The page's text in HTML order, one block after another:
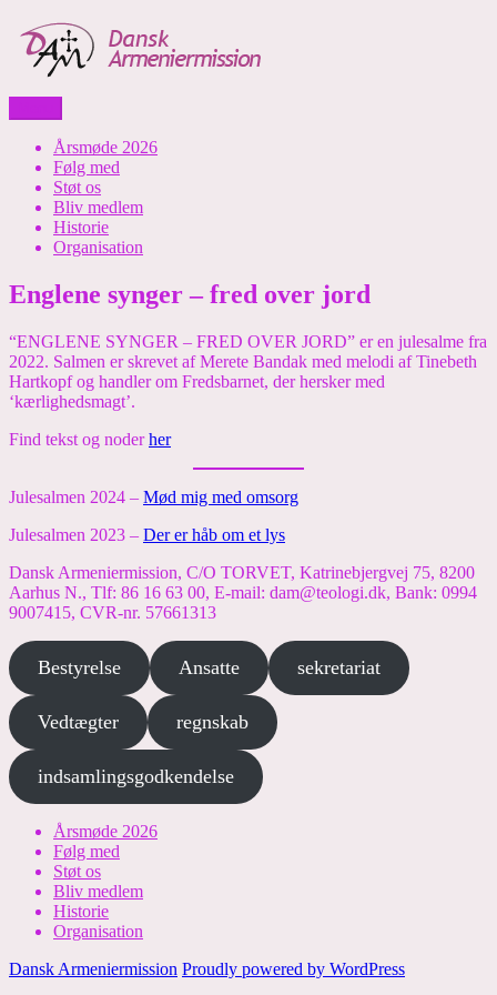
to
content
Dansk Armeniermission
Årsmøde 2026
Følg med
Støt os
Bliv medlem
Historie
Organisation
Englene synger – fred over jord
“ENGLENE SYNGER – FRED OVER JORD” er en julesalme fra
2022. Salmen er skrevet af Merete Bandak med melodi af Tinebeth
Hartkopf og handler om Fredsbarnet, der hersker med
‘kærlighedsmagt’.
Find tekst og noderher
Julesalmen 2024 – Mød mig med omsorg
Julesalmen 2023 – Der er håb om et lys
Dansk Armeniermission, C/O TORVET, Katrinebjergvej 75, 8200
Aarhus N., Tlf: 86 16 63 00, E-mail: dam@teologi.dk, Bank: 0994
9007415, CVR-nr. 57661313
Bestyrelse Ansatte sekretariat
Vedtægter regnskab
indsamlingsgodkendelse
Årsmøde 2026
Følg med
Støt os
Bliv medlem
Historie
Organisation
Dansk Armeniermission Proudly powered by WordPress